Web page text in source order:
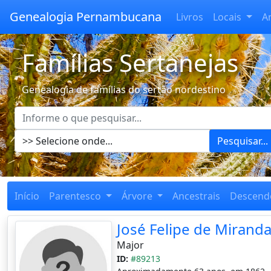
Genealogia Pernambucana Livros Locais
Famílias Sertanejas
Genealogia de famílias do sertão nordestino
Pesquisar...
Início Parentesco Árvore Ancestrais
José Felipe de Miranda
Major
ID: #89213